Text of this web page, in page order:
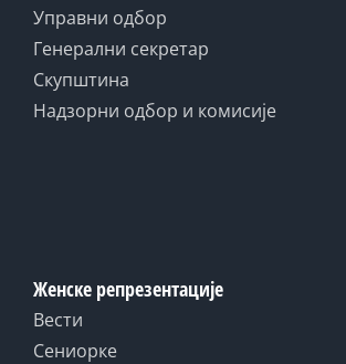
Управни одбор
Генерални секретар
Скупштина
Надзорни одбор и комисије
Женске репрезентације
Вести
Сениорке